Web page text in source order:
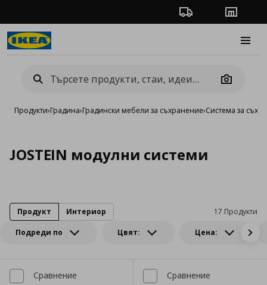
Проследяване на
Camera
Продукти›Градина›Градински мебели за съхранение›Система за
JOSTEIN модулни системи
Подреди по Цвят: Цена:
17 Продукти
Продукт Интериор
Сравнение Сравнение